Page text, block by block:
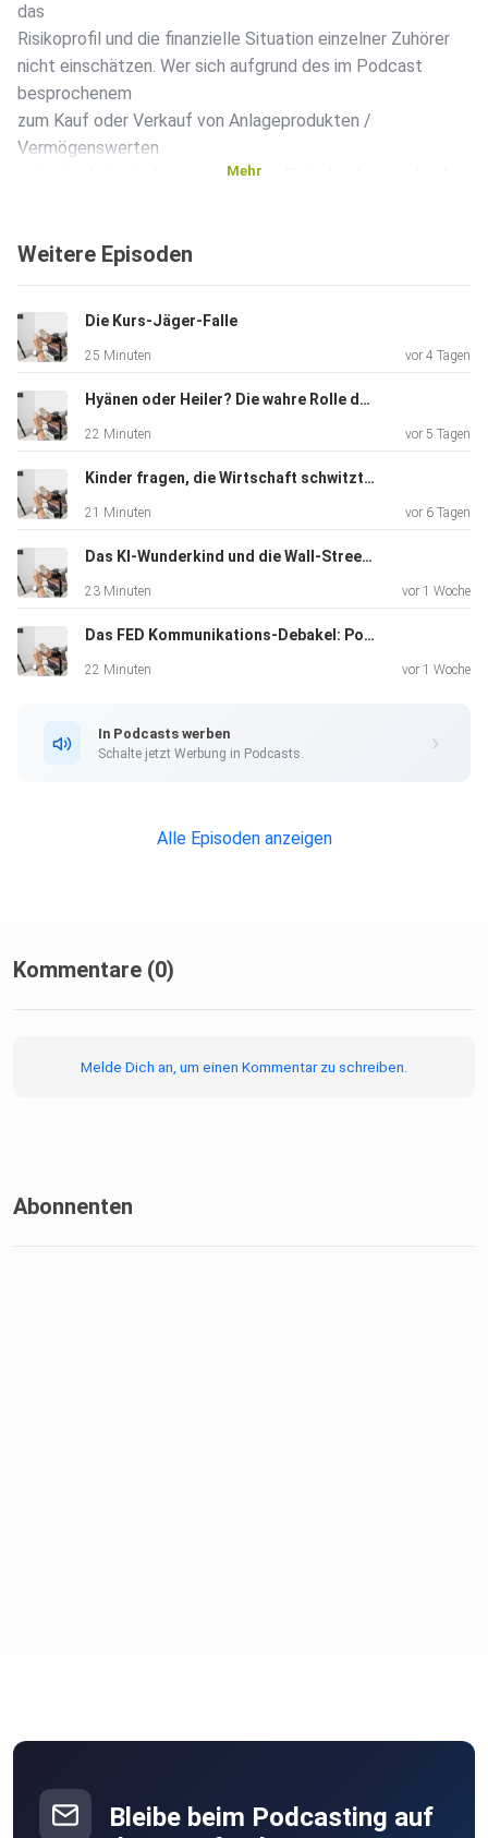
das
Risikoprofil und die finanzielle Situation einzelner Zuhörer
nicht einschätzen. Wer sich aufgrund des im Podcast
besprochenem
zum Kauf oder Verkauf von Anlageprodukten /
Vermögenswerten
entscheidet, tut diese aus eigener Entscheidung und auf
haften, wenn
Anlageentscheidungen
treffen und dadurch Verluste erleiden.
Mehr
Weitere Episoden
Die Kurs-Jäger-Falle
25 Minuten vor 4 Tagen
Hyänen oder Heiler? Die wahre Rolle der Hedgefonds
22 Minuten vor 5 Tagen
Kinder fragen, die Wirtschaft schwitzt: „The Big Short“ im Realitätscheck
21 Minuten vor 6 Tagen
Das KI-Wunderkind und die Wall-Street-Rettung: Ein moderner LTCM-Moment
23 Minuten vor 1 Woche
Das FED Kommunikations-Debakel: Powell vs. Warsh
22 Minuten vor 1 Woche
In Podcasts werben
Schalte jetzt Werbung in Podcasts.
Alle Episoden anzeigen
Kommentare (0)
Melde Dich an, um einen Kommentar zu schreiben.
Abonnenten
Bleibe beim Podcasting auf